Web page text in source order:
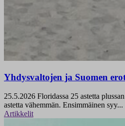
Yhdysvaltojen ja Suomen
25.5.2026 Floridassa 25 astetta
astetta vähemmän. Ensimmäinen syy...
Artikkelit